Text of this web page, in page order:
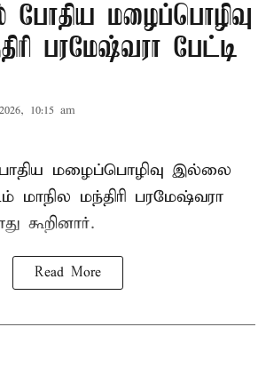
போதிய மழைப்பொழிவு
பரமேஷ்வரா பேட்டி
10:15 am
மழைப்பொழிவு இல்லை
மாநில மந்திரி பரமேஷ்வரா
கூறினார்.
Read More